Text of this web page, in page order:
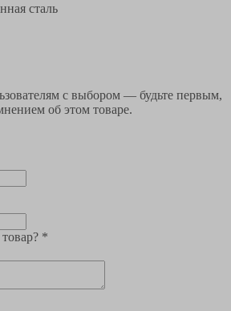
сталь
с выбором — будьте первым,
об этом товаре.
*